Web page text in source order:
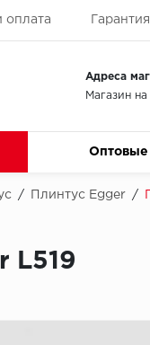
оплата
Адреса
Магазин
Оптовые
/ Плинтус Egger /
L519